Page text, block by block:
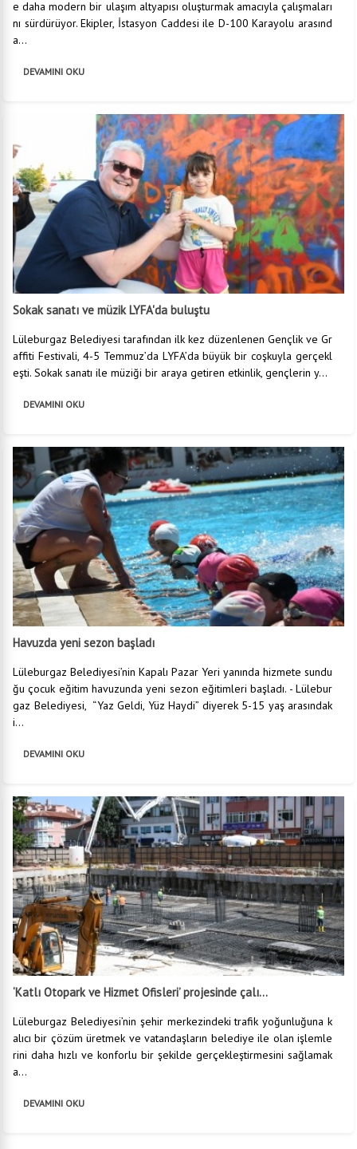
e daha modern bir ulaşım altyapısı oluşturmak amacıyla çalışmaları
nı sürdürüyor. Ekipler, İstasyon Caddesi ile D-100 Karayolu arasınd
a...
DEVAMINI OKU
Sokak sanatı ve müzik LYFA'da buluştu
Lüleburgaz Belediyesi tarafından ilk kez düzenlenen Gençlik ve Gr
affiti Festivali, 4-5 Temmuz’da LYFA’da büyük bir coşkuyla gerçekl
eşti. Sokak sanatı ile müziği bir araya getiren etkinlik, gençlerin y...
DEVAMINI OKU
Havuzda yeni sezon başladı
Lüleburgaz Belediyesi’nin Kapalı Pazar Yeri yanında hizmete sundu
ğu çocuk eğitim havuzunda yeni sezon eğitimleri başladı. - Lülebur
gaz Belediyesi, “Yaz Geldi, Yüz Haydi” diyerek 5-15 yaş arasındak
i...
DEVAMINI OKU
‘Katlı Otopark ve Hizmet Ofisleri’ projesinde çalı...
Lüleburgaz Belediyesi’nin şehir merkezindeki trafik yoğunluğuna k
alıcı bir çözüm üretmek ve vatandaşların belediye ile olan işlemle
rini daha hızlı ve konforlu bir şekilde gerçekleştirmesini sağlamak
a...
DEVAMINI OKU